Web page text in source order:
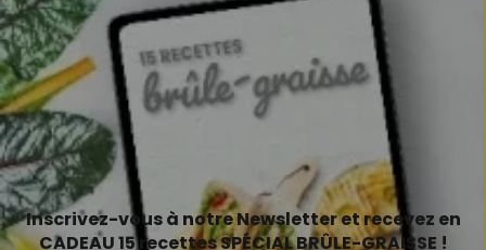
Inscrivez-vous à notre Newsletter et recevez en
CADEAU 15 recettes SPÉCIAL BRÛLE-GRAISSE !